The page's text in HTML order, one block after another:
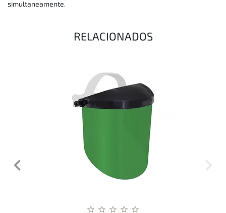
simultaneamente.
RELACIONADOS